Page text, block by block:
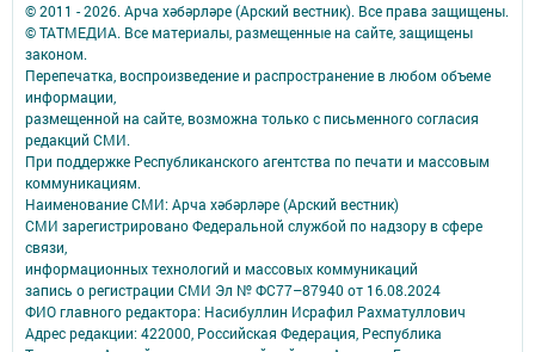
© 2011 - 2026. Арча хәбәрләре (Арский вестник). Все права защищены.
© ТАТМЕДИА. Все материалы, размещенные на сайте, защищены
законом.
Перепечатка, воспроизведение и распространение в любом объеме
информации,
размещенной на сайте, возможна только с письменного согласия
редакций СМИ.
При поддержке Республиканского агентства по печати и массовым
коммуникациям.
Наименование СМИ: Арча хәбәрләре (Арский вестник)
СМИ зарегистрировано Федеральной службой по надзору в сфере
связи,
информационных технологий и массовых коммуникаций
запись о регистрации СМИ Эл № ФС77–87940 от 16.08.2024
ФИО главного редактора: Насибуллин Исрафил Рахматуллович
Адрес редакции: 422000, Российская Федерация, Республика